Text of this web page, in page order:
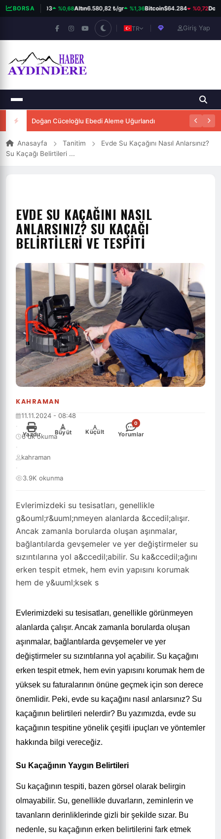
BORSA
10013.892,03 %0,68Altın6.580,82 ₺/gr %1,36Bitcoin$64.284 %0,72Dolar
TR Giriş Yap
Doğan Cüceloğlu Ebedi Aleme Uğurlandı
Anasayfa Tanitim
Evde Su Kaçağını Nasıl Anlarsınız?
Su Kaçağı Belirtileri ...
KAHRAMAN
EVDE SU KAÇAĞINI NASIL
ANLARSINIZ? SU KAÇAĞI
BELIRTILERI VE TESPITI
Evlerimizdeki su tesisatları, genellikle
g&ouml;r&uuml;nmeyen alanlarda &ccedil;alışır.
Ancak zamanla borularda oluşan aşınmalar,
bağlantılarda gevşemeler ve yer değiştirmeler su
sızıntılarına yol a&ccedil;abilir. Su ka&ccedil;ağını
erken tespit etmek, hem evin yapısını korumak
hem de y&uuml;ksek s
11.11.2024 - 08:48
·
6 dk okuma
·
kahraman
·
3.9K okunma
Yazdır
+
Büyüt
-
Küçült
0
Yorumlar
Evlerimizdeki su tesisatları, genellikle görünmeyen
alanlarda çalışır. Ancak zamanla borularda oluşan
aşınmalar, bağlantılarda gevşemeler ve yer
değiştirmeler su sızıntılarına yol açabilir. Su kaçağını
erken tespit etmek, hem evin yapısını korumak hem de
yüksek su faturalarının önüne geçmek için son derece
önemlidir. Peki, evde su kaçağını nasıl anlarsınız? Su
kaçağının belirtileri nelerdir? Bu yazımızda, evde su
kaçağının tespitine yönelik çeşitli ipuçları ve yöntemler
hakkında bilgi vereceğiz.
Su Kaçağının Yaygın Belirtileri
Su kaçağının tespiti, bazen görsel olarak belirgin
olmayabilir. Su, genellikle duvarların, zeminlerin ve
tavanların derinliklerinde gizli bir şekilde sızar. Bu
nedenle, su kaçağının erken belirtilerini fark etmek